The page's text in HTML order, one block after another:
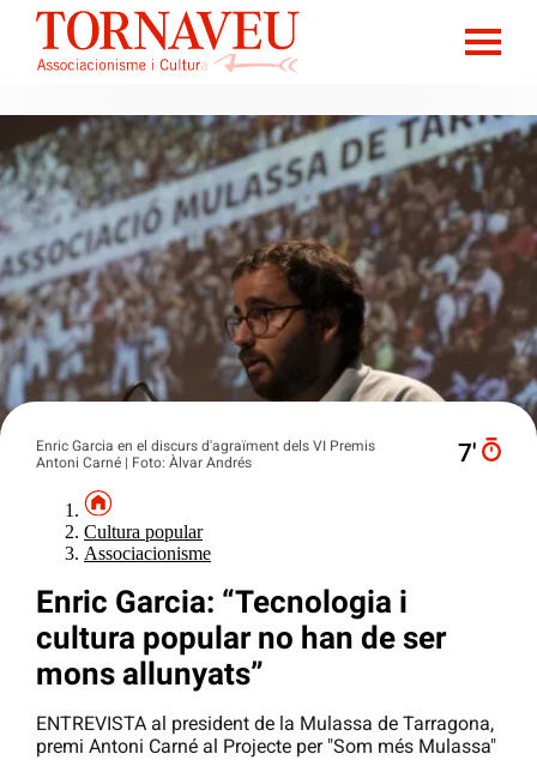
Enric Garcia en el discurs d'agraïment dels VI Premis
Antoni Carné | Foto: Àlvar Andrés
7′
Cultura popular
Associacionisme
Enric Garcia: “Tecnologia i
cultura popular no han de ser
mons allunyats”
ENTREVISTA al president de la Mulassa de Tarragona,
premi Antoni Carné al Projecte per "Som més Mulassa"